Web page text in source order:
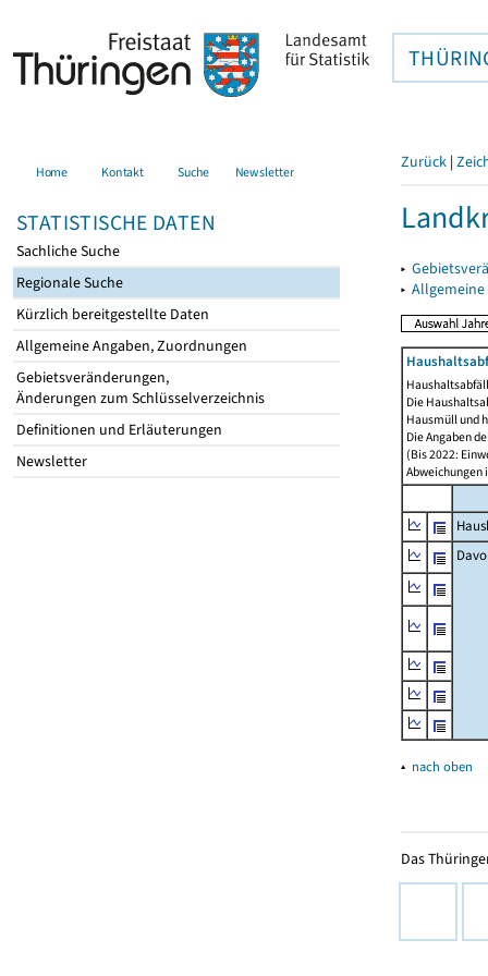
Home Kontakt Suche Newsletter
STATISTISCHE DATEN
Sachliche Suche
Regionale Suche
Kürzlich bereitgestellte Daten
Allgemeine Angaben, Zuordnungen
Gebietsveränderungen,
Änderungen zum Schlüsselverzeichnis
Definitionen und Erläuterungen
Newsletter
Zurück |
▸
▸
Die
Hausmüll und
Die Angaben
(Bis 2022:
Abweichungen
▴ nach oben
Das